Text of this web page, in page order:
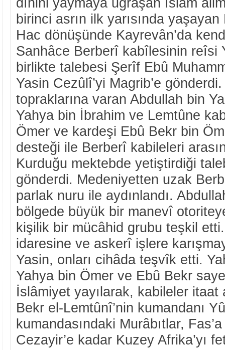
birinci asrın ilk yarısında
Hac dönüşünde Kayrevân’da
Sanhâce Berberî kabîlesinin reîsi
birlikte talebesi Şerîf Ebû
Yasin Cezûlî’yi Magrib’e
topraklarına varan Abdullah bin
Yahya bin İbrahim ve Lemtûne
Ömer ve kardeşi Ebû Bekr bin
desteği ile Berberî kabileleri
Kurduğu mektebde yetiştirdiği
gönderdi. Medeniyetten uzak
parlak nuru ile aydınlandı.
bölgede büyük bir manevî
kişilik bir mücâhid grubu teşkil
idaresine ve askerî işlere
Yasin, onları cihâda teşvîk etti.
Yahya bin Ömer ve Ebû Bekr
İslâmiyet yayılarak, kabileler itaat
Bekr el-Lemtûnî’nin kumandanı
kumandasındaki Murâbıtlar,
Cezayir’e kadar Kuzey Afrika’yı